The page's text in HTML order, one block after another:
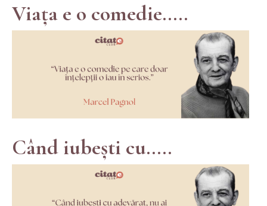
Viața e o comedie.....
Când iubești cu.....